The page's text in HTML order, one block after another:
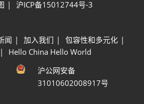
沪ICP备15012744号-3
闻 加入我们
包容性和多元化
Hello China Hello World
沪公网安备
31010602008917号